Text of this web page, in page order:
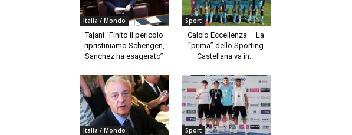
Italia / Mondo
Tajani “Finito il pericolo
ripristiniamo Schengen,
Sanchez ha esagerato”
Sport
Calcio Eccellenza – La
“prima” dello Sporting
Castellana va in...
Italia / Mondo Sport